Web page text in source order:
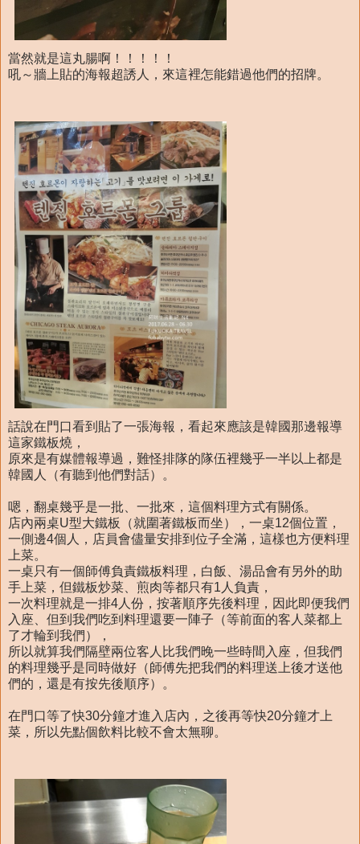
當然就是這丸腸啊！！！！！
吼～牆上貼的海報超誘人，來這裡怎能錯過他們的招牌。
話說在門口看到貼了一張海報，看起來應該是韓國那邊報導
這家鐵板燒，
原來是有媒體報導過，難怪排隊的隊伍裡幾乎一半以上都是
韓國人（有聽到他們對話）。
嗯，翻桌幾乎是一批、一批來，這個料理方式有關係。
店內兩桌U型大鐵板（就圍著鐵板而坐），一桌12個位置，
一側邊4個人，店員會儘量安排到位子全滿，這樣也方便料理
上菜。
一桌只有一個師傅負責鐵板料理，白飯、湯品會有另外的助
手上菜，但鐵板炒菜、煎肉等都只有1人負責，
一次料理就是一排4人份，按著順序先後料理，因此即便我們
入座、但到我們吃到料理還要一陣子（等前面的客人菜都上
了才輪到我們），
所以就算我們隔壁兩位客人比我們晚一些時間入座，但我們
的料理幾乎是同時做好（師傅先把我們的料理送上後才送他
們的，還是有按先後順序）。
在門口等了快30分鐘才進入店內，之後再等快20分鐘才上
菜，所以先點個飲料比較不會太無聊。